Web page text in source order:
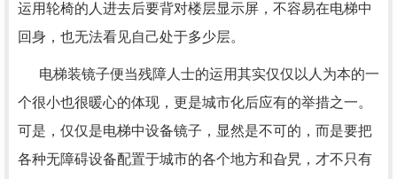
运用轮椅的人进去后要背对楼层显示屏，不容易在电梯中
回身，也无法看见自己处于多少层。
电梯装镜子便当残障人士的运用其实仅仅以人为本的一
个很小也很暖心的体现，更是城市化后应有的举措之一。
可是，仅仅是电梯中设备镜子，显然是不可的，而是要把
各种无障碍设备配置于城市的各个地方和旮旯，才不只有